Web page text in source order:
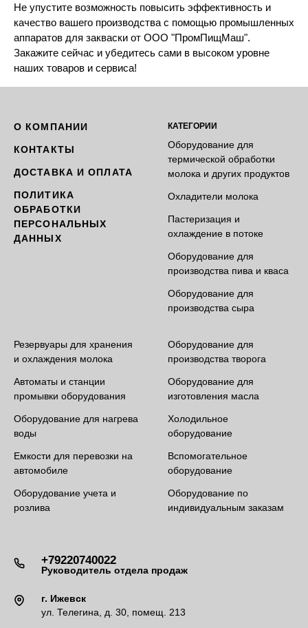
Не упустите возможность повысить эффективность и
качество вашего производства с помощью промышленных
аппаратов для закваски от ООО "ПромПищМаш".
Закажите сейчас и убедитесь сами в высоком уровне
наших товаров и сервиса!
О КОМПАНИИ
КОНТАКТЫ
ДОСТАВКА И ОПЛАТА
ПОЛИТИКА
ОБРАБОТКИ
ПЕРСОНАЛЬНЫХ
ДАННЫХ
КАТЕГОРИИ
Оборудование для
термической обработки
молока и других продуктов
Охладители молока
Пастеризация и
охлаждение в потоке
Оборудование для
производства пива и кваса
Оборудование для
производства сыра
Резервуары для хранения
и охлаждения молока
Автоматы и станции
промывки оборудования
Оборудование для нагрева
воды
Емкости для перевозки на
автомобиле
Оборудование учета и
розлива
Оборудование для
производства творога
Оборудование для
изготовления масла
Холодильное
оборудование
Вспомогательное
оборудование
Оборудование по
индивидуальным заказам
+79220740022
Руководитель отдела продаж
г. Ижевск
ул. Телегина, д. 30, помещ. 213